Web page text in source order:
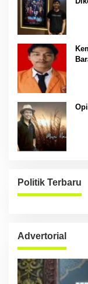
Politik Terbaru
Advertorial